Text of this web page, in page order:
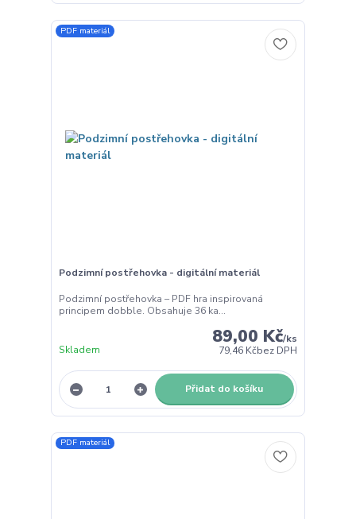
PDF materiál
Podzimní postřehovka - digitální materiál
Podzimní postřehovka – PDF hra inspirovaná
principem dobble. Obsahuje 36 ka...
89,00 Kč/ks
79,46 Kčbez DPH
Skladem
Přidat do košíku
PDF materiál